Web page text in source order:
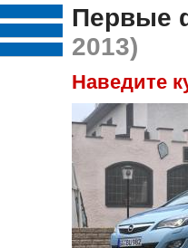
Первые
2013)
Наведите